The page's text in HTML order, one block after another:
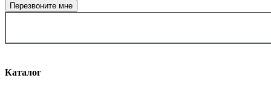
Перезвоните мне
Каталог